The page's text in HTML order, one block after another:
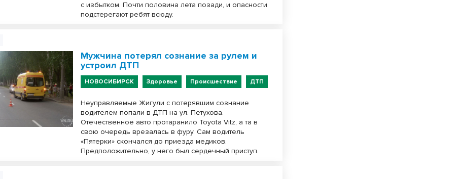
с избытком. Почти половина лета позади, и опасности
подстерегают ребят всюду.
Мужчина потерял сознание за рулем и
устроил ДТП
НОВОСИБИРСК Здоровье Происшествие ДТП
Неуправляемые Жигули с потерявшим сознание
водителем попали в ДТП на ул. Петухова.
Отечественное авто протаранило Toyota Vitz, а та в
свою очередь врезалась в фуру. Сам водитель
«Пятерки» скончался до приезда медиков.
Предположительно, у него был сердечный приступ.